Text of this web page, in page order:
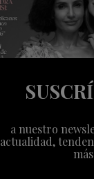
a nuestro
actualidad,
más